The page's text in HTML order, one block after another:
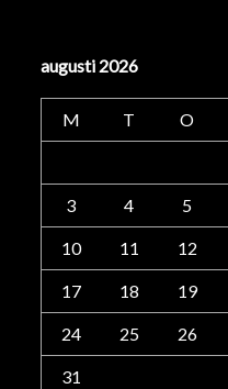
augusti 2026
M T O
3 4 5
10 11 12
17 18 19
24 25 26
31